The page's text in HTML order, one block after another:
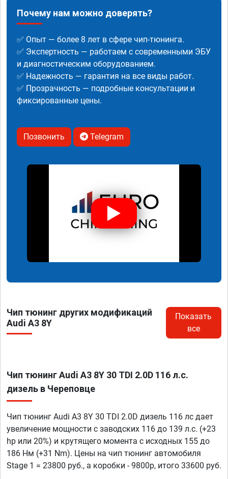
Почему нам можно доверять?
✅ Опыт — более 8 лет в сфере чип-тюнинга.
✅ Экспертность — работаем с современными ЭБУ
и диагностическим оборудованием.
✅ Надежность — гарантия на все виды работ.
✅ Прозрачность — подробные консультации и
фиксированные цены.
Позвонить Telegram
Чип тюнинг других модификаций
Audi A3 8Y
Показать
все
Чип тюнинг Audi A3 8Y 30 TDI 2.0D 116 л.с.
дизель в Череповце
Чип тюнинг Audi A3 8Y 30 TDI 2.0D дизель 116 лс дает
увеличение мощности с заводских 116 до 139 л.с. (+23
hp или 20%) и крутящего момента с исходных 155 до
186 Нм (+31 Nm). Цены на чип тюнинг автомобиля
Stage 1 = 23800 руб., а коробки - 9800р, итого 33600 руб.